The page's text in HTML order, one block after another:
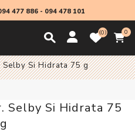
477 886- 094 478 101
0 0
Selby Si Hidrata 75 g
Selby Si Hidrata 75
g